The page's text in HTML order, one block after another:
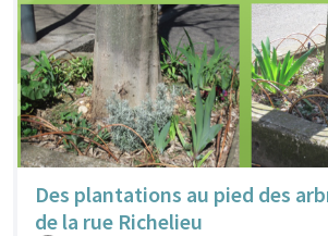
Des plantations au pied des
de la rue Richelieu